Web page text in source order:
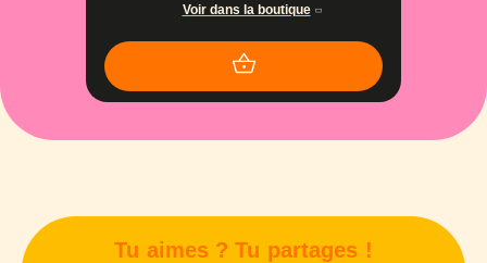
Voir dans la boutique
Tu aimes ? Tu partages !